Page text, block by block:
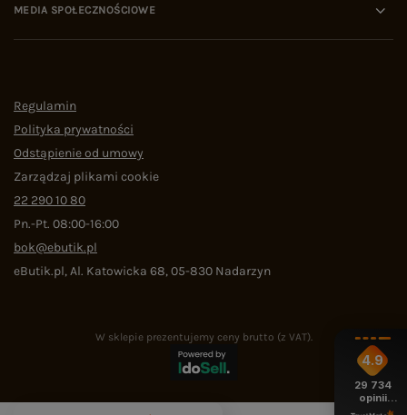
MEDIA SPOŁECZNOŚCIOWE
Regulamin
Polityka prywatności
Odstąpienie od umowy
Zarządzaj plikami cookie
22 290 10 80
Pn.-Pt. 08:00-16:00
bok@ebutik.pl
eButik.pl,Al. Katowicka 68,05-830 Nadarzyn
W sklepie prezentujemy ceny brutto (z VAT).
4.9
29 734
opinii
z całego